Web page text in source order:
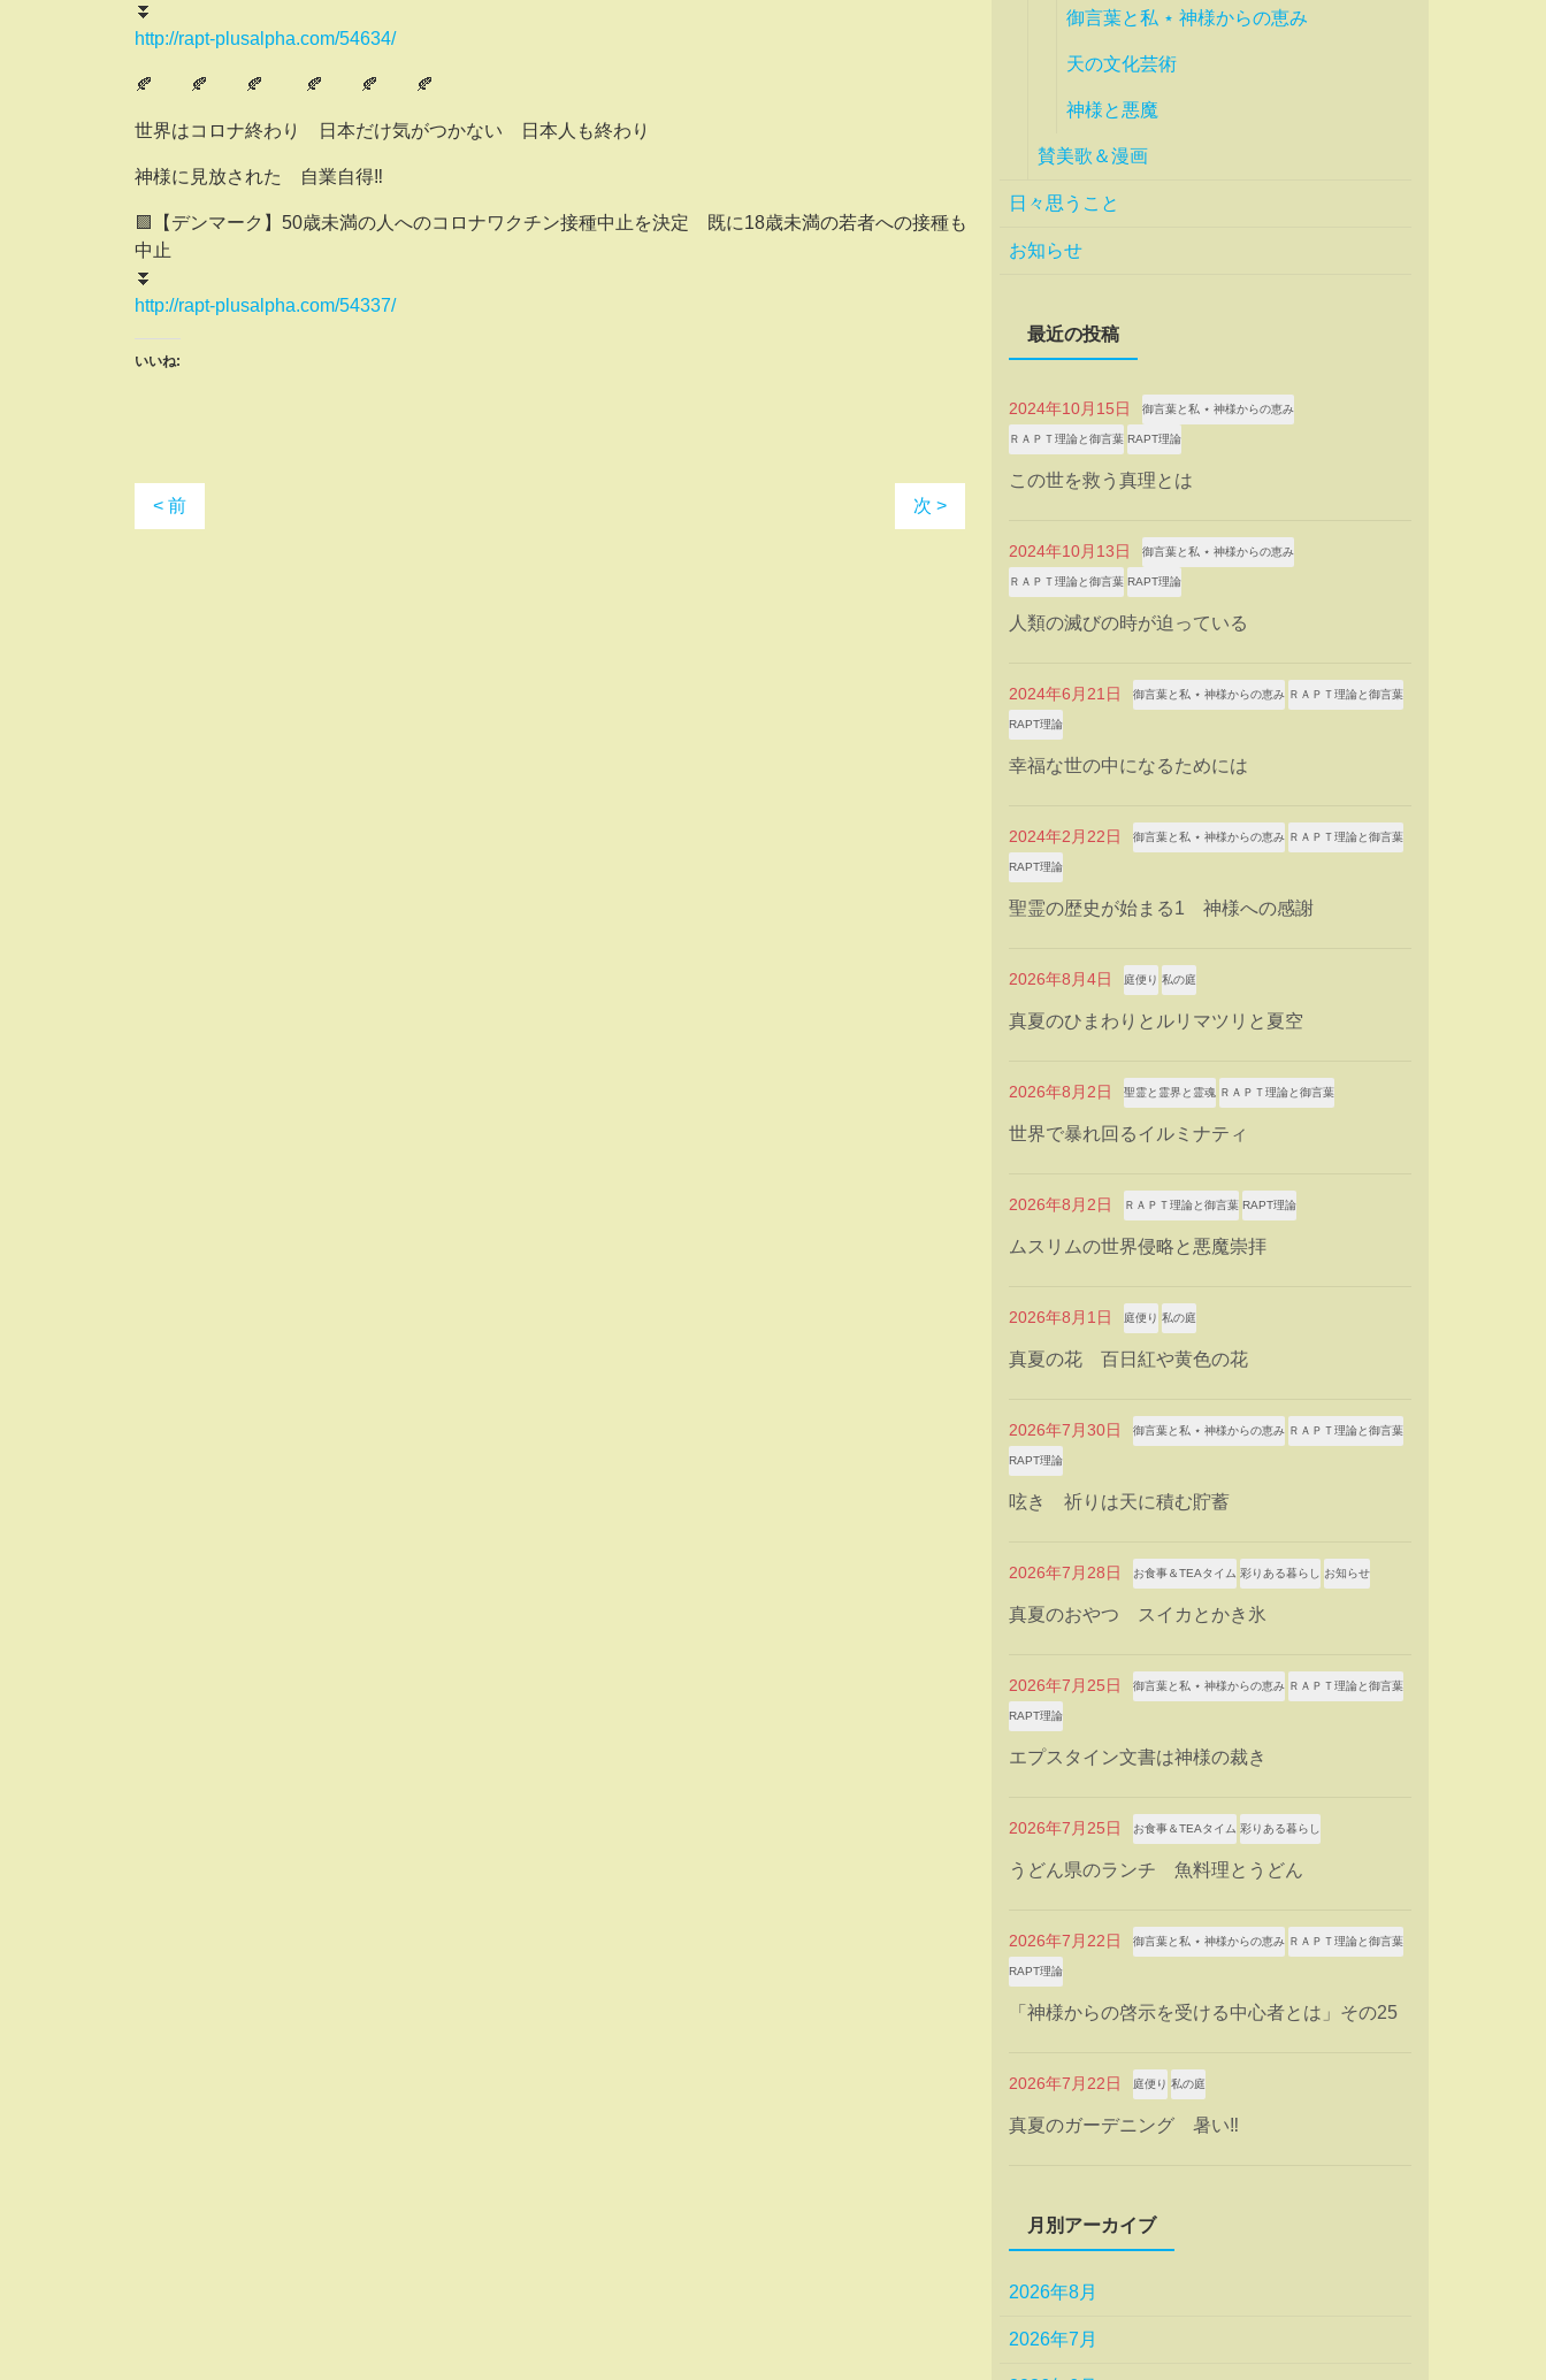
⏬
http://rapt-plusalpha.com/54634/
🍂 🍂 🍂 🍂 🍂 🍂
世界はコロナ終わり 日本だけ気がつかない 日本人も終わり
神様に見放された 自業自得‼
🟪【デンマーク】50歳未満の人へのコロナワクチン接種中止を決定 既に18歳未満の若者への接種も
中止
⏬
http://rapt-plusalpha.com/54337/
いいね:
< 前 次 >
御言葉と私 ⋆ 神様からの恵み
天の文化芸術
神様と悪魔
賛美歌＆漫画
日々思うこと
お知らせ
最近の投稿
2024年10月15日 御言葉と私 ⋆ 神様からの恵み
ＲＡＰＴ理論と御言葉 RAPT理論
この世を救う真理とは
2024年10月13日 御言葉と私 ⋆ 神様からの恵み
ＲＡＰＴ理論と御言葉 RAPT理論
人類の滅びの時が迫っている
2024年6月21日 御言葉と私 ⋆ 神様からの恵み ＲＡＰＴ理論と御言葉
RAPT理論
幸福な世の中になるためには
2024年2月22日 御言葉と私 ⋆ 神様からの恵み ＲＡＰＴ理論と御言葉
RAPT理論
聖霊の歴史が始まる1 神様への感謝
2026年8月4日 庭便り 私の庭
真夏のひまわりとルリマツリと夏空
2026年8月2日 聖霊と霊界と霊魂 ＲＡＰＴ理論と御言葉
世界で暴れ回るイルミナティ
2026年8月2日 ＲＡＰＴ理論と御言葉 RAPT理論
ムスリムの世界侵略と悪魔崇拝
2026年8月1日 庭便り 私の庭
真夏の花 百日紅や黄色の花
2026年7月30日 御言葉と私 ⋆ 神様からの恵み ＲＡＰＴ理論と御言葉
RAPT理論
呟き 祈りは天に積む貯蓄
2026年7月28日 お食事＆TEAタイム 彩りある暮らし お知らせ
真夏のおやつ スイカとかき氷
2026年7月25日 御言葉と私 ⋆ 神様からの恵み ＲＡＰＴ理論と御言葉
RAPT理論
エプスタイン文書は神様の裁き
2026年7月25日 お食事＆TEAタイム 彩りある暮らし
うどん県のランチ 魚料理とうどん
2026年7月22日 御言葉と私 ⋆ 神様からの恵み ＲＡＰＴ理論と御言葉
RAPT理論
「神様からの啓示を受ける中心者とは」その25
2026年7月22日 庭便り 私の庭
真夏のガーデニング 暑い‼
月別アーカイブ
2026年8月
2026年7月